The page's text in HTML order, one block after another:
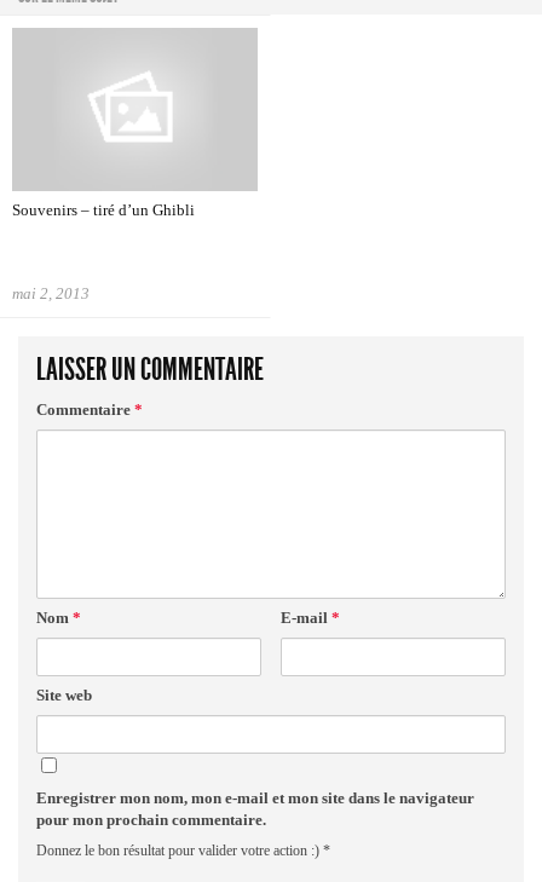
Souvenirs – tiré d’un Ghibli
mai 2, 2013
LAISSER UN COMMENTAIRE
Commentaire *
Nom * E-mail *
Site web
Enregistrer mon nom, mon e-mail et mon site dans le navigateur
pour mon prochain commentaire.
Donnez le bon résultat pour valider votre action :) *